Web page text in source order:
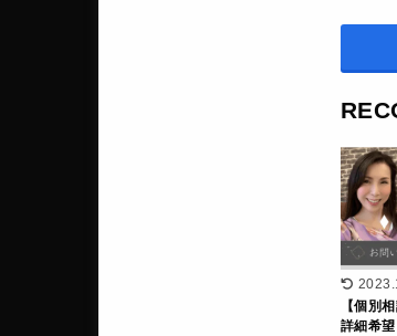
【個別
詳細希